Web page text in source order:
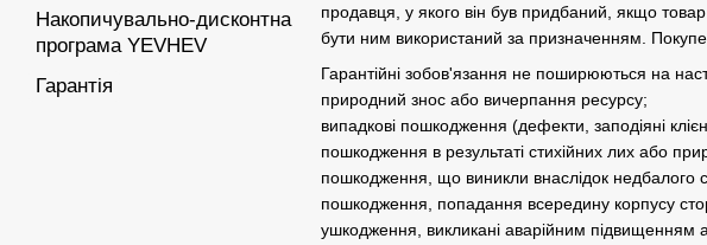
продавця, у якого він був придбаний, якщо
бути ним використаний за призначенням.
Гарантійні зобов'язання не поширюються на
природний знос або вичерпання ресурсу;
випадкові пошкодження (дефекти, заподіяні
пошкодження в результаті стихійних лих або
пошкодження, що виникли внаслідок недбалого
пошкодження, попадання всередину корпусу
ушкодження, викликані аварійним
Накопичувально-дисконтна
програма YEVHEV
Гарантія